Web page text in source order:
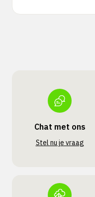
Chat met ons
Stel nu je vraag